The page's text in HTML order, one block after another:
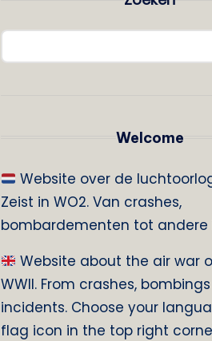
Welcome
Website over de
Zeist in WO2. Van crashes,
bombardementen tot andere
Website about the air war
WWII. From crashes,
incidents. Choose your
flag icon in the top right